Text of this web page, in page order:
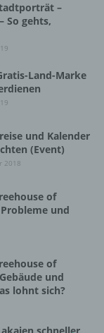
–
So gehts,
Land-Marke
und Kalender
(Event)
2018
of
und
of
und
lohnt sich?
so
Angebot
zu
Daten
welche
Cookies,